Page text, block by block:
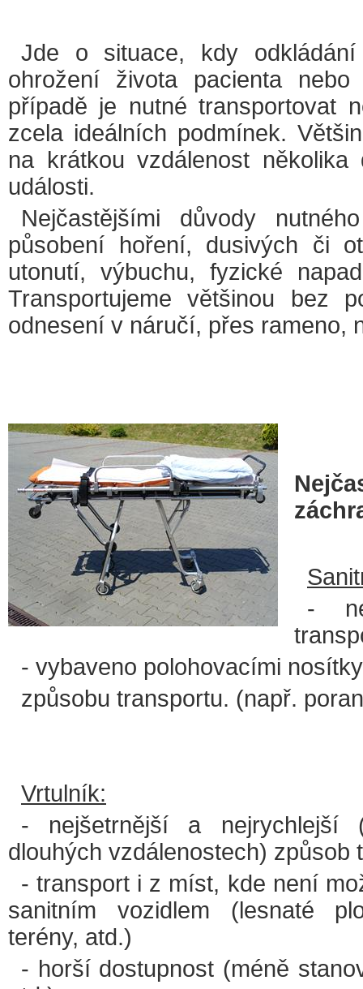
Jde o situace, kdy
ohrožení života pacienta
případě je nutné transportovat
zcela ideálních podmínek.
na krátkou vzdálenost
události.
Nejčastějšími důvody
působení hoření, dusivých či
utonutí, výbuchu, fyzické
Transportujeme většinou bez
odnesení v náručí, přes rameno,
-
- vybaveno polohovacími
způsobu transportu. (např.
Vrtulník:
- nejšetrnější a nejrychlejší
dlouhých vzdálenostech) způsob
- transport i z míst, kde není
sanitním vozidlem (lesnaté
terény, atd.)
- horší dostupnost (méně